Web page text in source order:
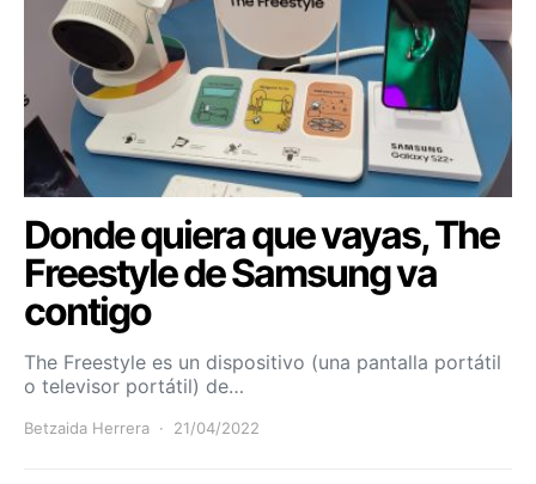
Donde quiera que vayas, The
Freestyle de Samsung va
contigo
The Freestyle es un dispositivo (una pantalla portátil
o televisor portátil) de…
Betzaida Herrera 21/04/2022